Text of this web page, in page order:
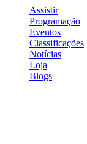
Assistir
Programação
Eventos
Classificações
Notícias
Loja
Blogs